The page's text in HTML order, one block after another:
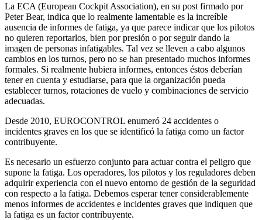
La ECA (European Cockpit Association), en su post firmado por
Peter Bear, indica que lo realmente lamentable es la increíble
ausencia de informes de fatiga, ya que parece indicar que los pilotos
no quieren reportarlos, bien por presión o por seguir dando la
imagen de personas infatigables. Tal vez se lleven a cabo algunos
cambios en los turnos, pero no se han presentado muchos informes
formales. Si realmente hubiera informes, entonces éstos deberían
tener en cuenta y estudiarse, para que la organización pueda
establecer turnos, rotaciones de vuelo y combinaciones de servicio
adecuadas.
Desde 2010, EUROCONTROL enumeró 24 accidentes o
incidentes graves en los que se identificó la fatiga como un factor
contribuyente.
Es necesario un esfuerzo conjunto para actuar contra el peligro que
supone la fatiga. Los operadores, los pilotos y los reguladores deben
adquirir experiencia con el nuevo entorno de gestión de la seguridad
con respecto a la fatiga. Debemos esperar tener considerablemente
menos informes de accidentes e incidentes graves que indiquen que
la fatiga es un factor contribuyente.